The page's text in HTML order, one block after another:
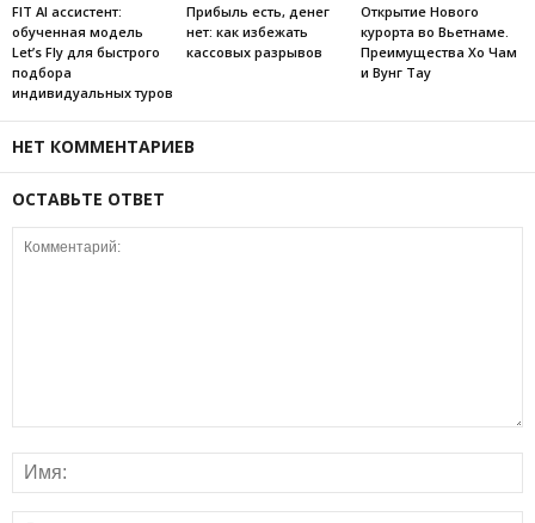
FIT AI ассистент:
обученная модель
Let’s Fly для быстрого
подбора
индивидуальных туров
Прибыль есть, денег
нет: как избежать
кассовых разрывов
Открытие Нового
курорта во Вьетнаме.
Преимущества Хо Чам
и Вунг Тау
НЕТ КОММЕНТАРИЕВ
ОСТАВЬТЕ ОТВЕТ